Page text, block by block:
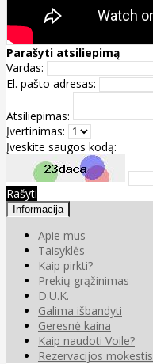
Parašyti atsiliepimą
Vardas:
El. pašto adresas:
Atsiliepimas:
Įvertinimas:
Įveskite saugos kodą:
Rašyti
Informacija
Apie mus
Taisyklės
Kaip pirkti?
Prekių grąžinimas
D.U.K.
Galima išbandyti
Geresnė kaina
Kaip naudoti Voile?
Rezervacijos mokestis